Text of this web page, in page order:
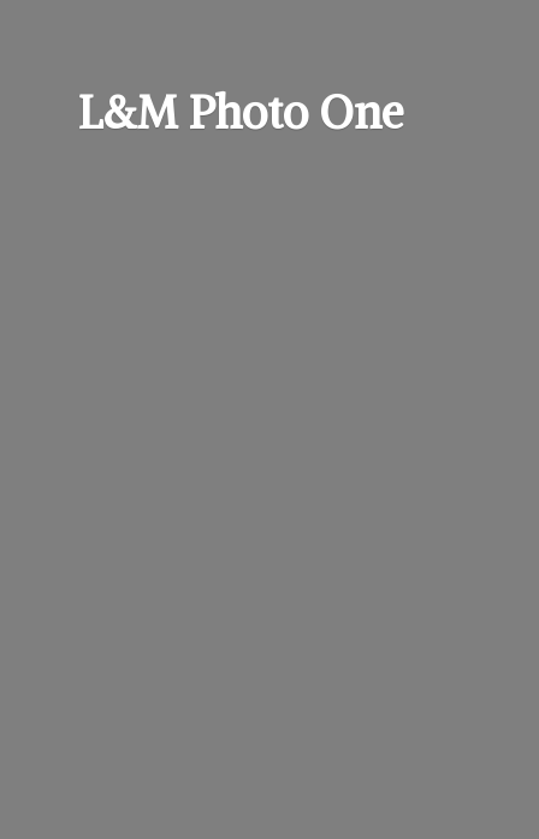
L&MPhoto One